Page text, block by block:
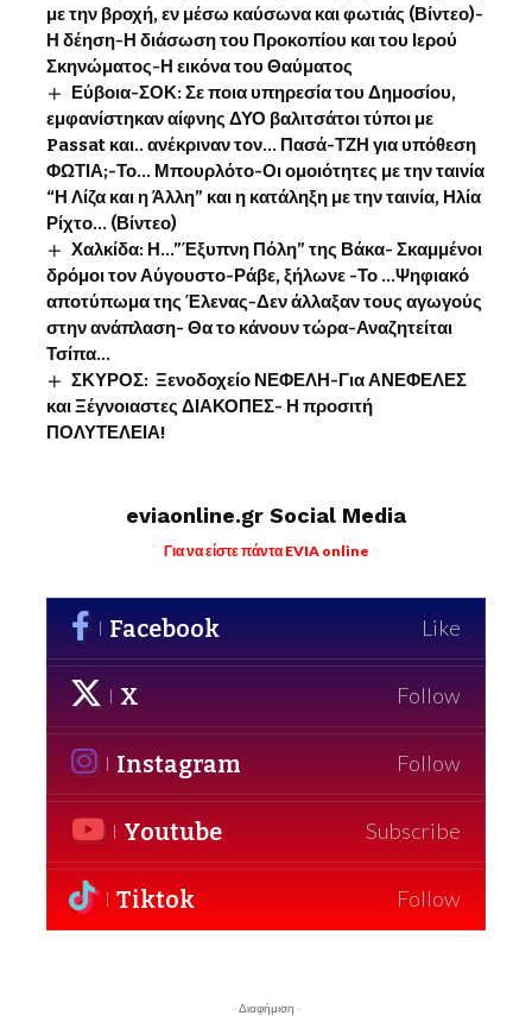
με την βροχή, εν μέσω καύσωνα και φωτιάς (Βίντεο)-
Η δέηση-Η διάσωση του Προκοπίου και του Ιερού
Σκηνώματος-Η εικόνα του Θαύματος
Εύβοια-ΣΟΚ: Σε ποια υπηρεσία του Δημοσίου,
εμφανίστηκαν αίφνης ΔΥΟ βαλιτσάτοι τύποι με
Passat και.. ανέκριναν τον… Πασά-ΤΖΗ για υπόθεση
ΦΩΤΙΑ;-Το… Μπουρλότο-Οι ομοιότητες με την ταινία
“Η Λίζα και η Άλλη” και η κατάληξη με την ταινία, Ηλία
Ρίχτο… (Βίντεο)
Χαλκίδα: Η…”Έξυπνη Πόλη” της Βάκα- Σκαμμένοι
δρόμοι τον Αύγουστο-Ράβε, ξήλωνε -Το …Ψηφιακό
αποτύπωμα της Έλενας-Δεν άλλαξαν τους αγωγούς
στην ανάπλαση- Θα το κάνουν τώρα-Αναζητείται
Τσίπα…
ΣΚΥΡΟΣ: Ξενοδοχείο ΝΕΦΕΛΗ-Για ΑΝΕΦΕΛΕΣ
και Ξέγνοιαστες ΔΙΑΚΟΠΕΣ- Η προσιτή
ΠΟΛΥΤΕΛΕΙΑ!
eviaonline.gr Social Media
Για να είστε πάντα EVIA online
Facebook Like
X Follow
Instagram Follow
Youtube Subscribe
Tiktok Follow
- Διαφήμιση -